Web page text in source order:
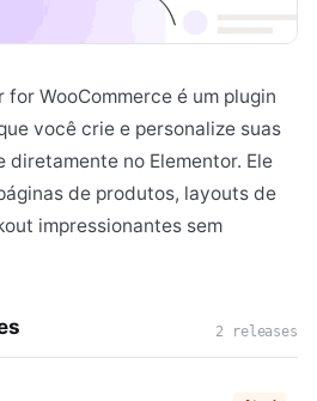
for WooCommerce é um plugin
você crie e personalize suas
diretamente no Elementor. Ele
de produtos, layouts de
impressionantes sem
2 releases